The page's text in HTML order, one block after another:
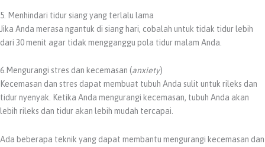
5. Menhindari tidur siang yang terlalu lama
Jika Anda merasa ngantuk di siang hari, cobalah untuk tidak tidur lebih
dari 30 menit agar tidak mengganggu pola tidur malam Anda.
6.Mengurangi stres dan kecemasan (anxiety)
Kecemasan dan stres dapat membuat tubuh Anda sulit untuk rileks dan
tidur nyenyak. Ketika Anda mengurangi kecemasan, tubuh Anda akan
lebih rileks dan tidur akan lebih mudah tercapai.
Ada beberapa teknik yang dapat membantu mengurangi kecemasan dan